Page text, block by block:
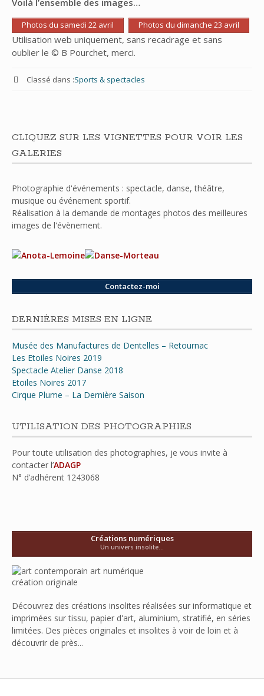
Voilà l’ensemble des images…
Photos du samedi 22 avril Photos du dimanche 23 avril
Utilisation web uniquement, sans recadrage et sans
oublier le © B Pourchet, merci.
Classé dans :Sports & spectacles
CLIQUEZ SUR LES VIGNETTES POUR VOIR LES
GALERIES
Photographie d'événements : spectacle, danse, théâtre,
musique ou événement sportif.
Réalisation à la demande de montages photos des meilleures
images de l'évènement.
Contactez-moi
DERNIÈRES MISES EN LIGNE
Musée des Manufactures de Dentelles – Retournac
Les Etoiles Noires 2019
Spectacle Atelier Danse 2018
Etoiles Noires 2017
Cirque Plume – La Dernière Saison
UTILISATION DES PHOTOGRAPHIES
Pour toute utilisation des photographies, je vous invite à
contacter l’ADAGP
N° d’adhérent 1243068
Créations numériques
Un univers insolite...
Découvrez des créations insolites réalisées sur informatique et
imprimées sur tissu, papier d'art, aluminium, stratifié, en séries
limitées. Des pièces originales et insolites à voir de loin et à
découvrir de près...